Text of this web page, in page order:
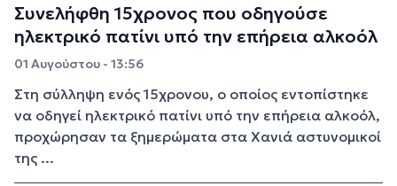
Συνελήφθη 15χρονος που οδηγούσε
ηλεκτρικό πατίνι υπό την επήρεια αλκοόλ
01 Αυγούστου - 13:56
Στη σύλληψη ενός 15χρονου, ο οποίος εντοπίστηκε
να οδηγεί ηλεκτρικό πατίνι υπό την επήρεια αλκοόλ,
προχώρησαν τα ξημερώματα στα Χανιά αστυνομικοί
της ...